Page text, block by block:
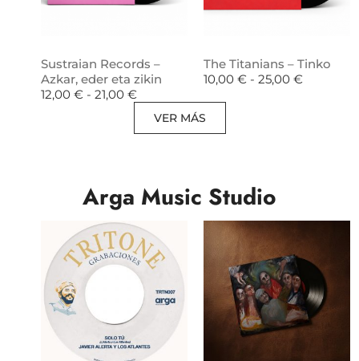
Sustraian Records –
Azkar, eder eta zikin
12,00 € - 21,00 €
The Titanians – Tinko
10,00 € - 25,00 €
VER MÁS
Arga Music Studio